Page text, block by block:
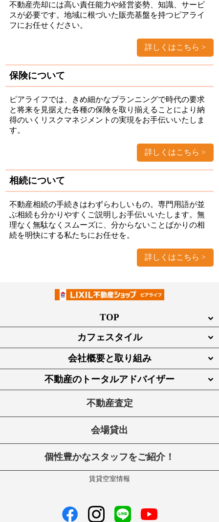
不動産売却には高い責任能力や経営姿勢、知識、サービ
スが必要です。地域に根づいた販売基盤を持つピアライ
フにお任せください。
詳しくはこちら
保険について
ピアライフでは、きめ細かなプランニングで時代の要求
と将来を見据えた各種の保険を取り揃えることにより納
得のいくリスクマネジメントの実現をお手伝いいたしま
す。
詳しくはこちら
相続について
不動産相続の手続きはわずらわしいもの。専門用語が並
ぶ相続も分かりやすくご説明しお手伝いいたします。無
理なく無駄なくスムーズに、分からないことばかりの相
続を明快にする私たちにお任せを。
詳しくはこちら
TOP
カフェスタイル
会社概要と取り組み
不動産のトータルアドバイザー
不動産査定
会場貸出
個性豊かなスタッフをご紹介！
賃貸空室情報